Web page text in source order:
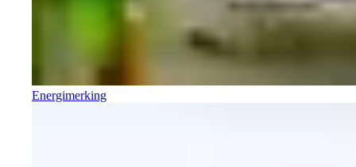
Energimerking